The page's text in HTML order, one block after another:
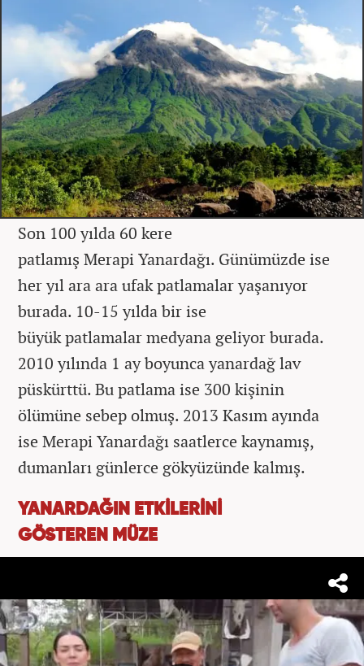
Son 100 yılda 60 kere
patlamış Merapi Yanardağı. Günümüzde ise
her yıl ara ara ufak patlamalar yaşanıyor
burada. 10-15 yılda bir ise
büyük patlamalar medyana geliyor burada.
2010 yılında 1 ay boyunca yanardağ lav
püskürttü. Bu patlama ise 300 kişinin
ölümüne sebep olmuş. 2013 Kasım ayında
ise Merapi Yanardağı saatlerce kaynamış,
dumanları günlerce gökyüzünde kalmış.
YANARDAĞIN ETKİLERİNİ
GÖSTEREN MÜZE